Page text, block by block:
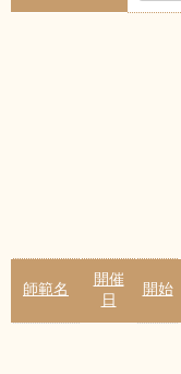
師範名
開催
日
開始